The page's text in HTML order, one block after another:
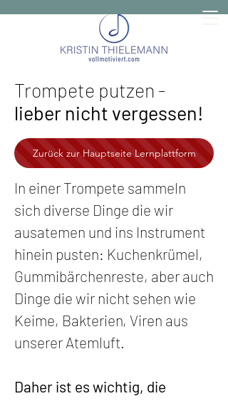
Trompete putzen -
lieber nicht vergessen!
Zurück zur Hauptseite Lernplattform
In einer Trompete sammeln
sich diverse Dinge die wir
ausatemen und ins Instrument
hinein pusten: Kuchenkrümel,
Gummibärchenreste, aber auch
Dinge die wir nicht sehen wie
Keime, Bakterien, Viren aus
unserer Atemluft.
Daher ist es wichtig, die